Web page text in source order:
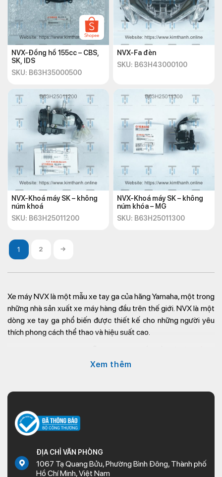
NVX-Đồng hồ 155cc – CBS,
SK, IDS
SKU: B63H35000500
NVX-Fa đèn
SKU: B63H43000100
NVX-Khoá máy SK – không
núm khoá
SKU: B63H25011200
NVX-Khoá máy SK – không
núm khóa – MG
SKU: B63H25011300
2 →
Xe máy NVX là một mẫu xe tay ga của hãng Yamaha, một trong
những nhà sản xuất xe máy hàng đầu trên thế giới. NVX là một
dòng xe tay ga phổ biến được thiết kế cho những người yêu
thích phong cách thể thao và hiệu suất cao.
đặc biệt là phụ tùng xe NVX, phụ kiện NVX chính
tin” và dưới đây là những cam kết của chúng tôi:
Sản phẩm chính hãng:
mà chúng tôi cung cấp đều có nguồn gốc và xuất xứ
trạng nguyên hộp và tem mác chưa sử dụng.
Chính sách hỗ trợ khách hàng:Cửa hàngphụ tùng
Xem thêm
ĐỊA CHỈ VĂN PHÒNG
1067 Tạ Quang Bửu, Phường Bình Đông, Thành phố
Hồ Chí Minh, Việt Nam